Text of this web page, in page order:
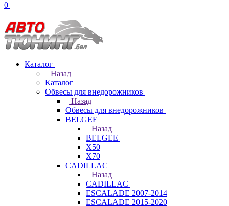
0
Каталог
Назад
Каталог
Обвесы для внедорожников
Назад
Обвесы для внедорожников
BELGEE
Назад
BELGEE
X50
X70
CADILLAC
Назад
CADILLAC
ESCALADE 2007-2014
ESCALADE 2015-2020